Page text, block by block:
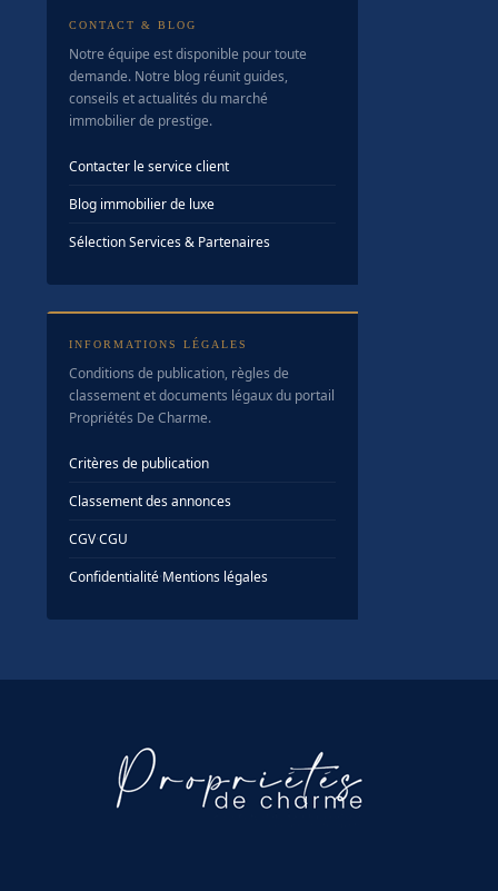
CONTACT & BLOG
Notre équipe est disponible pour toute
demande. Notre blog réunit guides,
conseils et actualités du marché
immobilier de prestige.
Contacter le service client
Blog immobilier de luxe
Sélection Services & Partenaires
INFORMATIONS LÉGALES
Conditions de publication, règles de
classement et documents légaux du portail
Propriétés De Charme.
Critères de publication
Classement des annonces
CGV·CGU
Confidentialité·Mentions légales